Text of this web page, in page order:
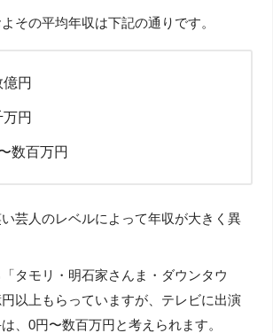
その平均年収は下記の通りです。
円
円
数百万円
芸人のレベルによって年収が大きく異
タモリ・明石家さんま・ダウンタウ
以上もらっていますが、テレビに出演
、0円〜数百万円と考えられます。